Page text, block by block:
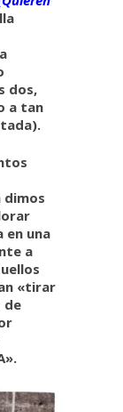
dos,
a tan
dimos
en una
a
«tirar
de